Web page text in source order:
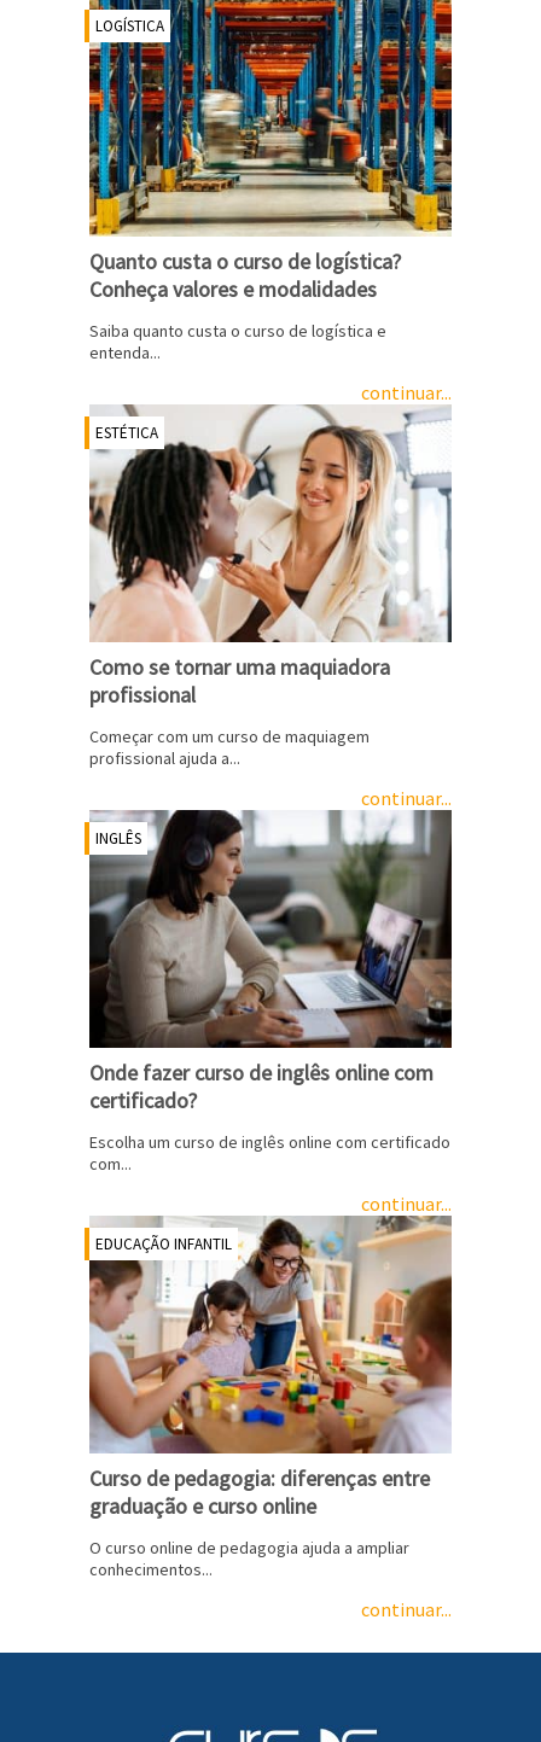
LOGÍSTICA
Quanto custa o curso de logística?
Conheça valores e modalidades
Saiba quanto custa o curso de logística e
entenda...
continuar...
ESTÉTICA
Como se tornar uma maquiadora
profissional
Começar com um curso de maquiagem
profissional ajuda a...
continuar...
INGLÊS
Onde fazer curso de inglês online com
certificado?
Escolha um curso de inglês online com certificado
com...
continuar...
EDUCAÇÃO INFANTIL
Curso de pedagogia: diferenças entre
graduação e curso online
O curso online de pedagogia ajuda a ampliar
conhecimentos...
continuar...